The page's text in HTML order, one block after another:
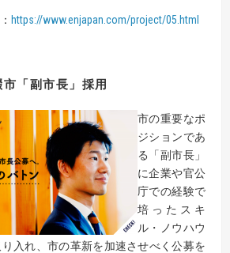
https://www.enjapan.com/project/05.html
「副市長」採用
市の重要なポ
ジションであ
る「副市長」
に企業や官公
庁での経験で
培ったスキ
ル・ノウハウ
入れ、市の革新を加速させべく公募を